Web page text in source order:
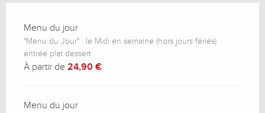
Menu du jour
"Menu du Jour" : le Midi en semaine (hors jours fériés)
entrée plat dessert
À partir de 24,90 €
Menu du jour